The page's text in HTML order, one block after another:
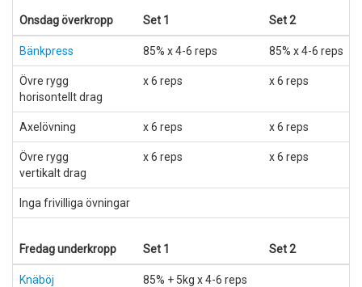
Onsdag överkropp Set 1 Set 2
Bänkpress 85% x 4-6 reps 85% x 4-6 reps
Övre rygg
horisontellt drag
x 6 reps x 6 reps
Axelövning x 6 reps x 6 reps
Övre rygg
vertikalt drag
x 6 reps x 6 reps
Inga frivilliga övningar
Fredag underkropp Set 1 Set 2
Knäböj 85% + 5kg x 4-6 reps